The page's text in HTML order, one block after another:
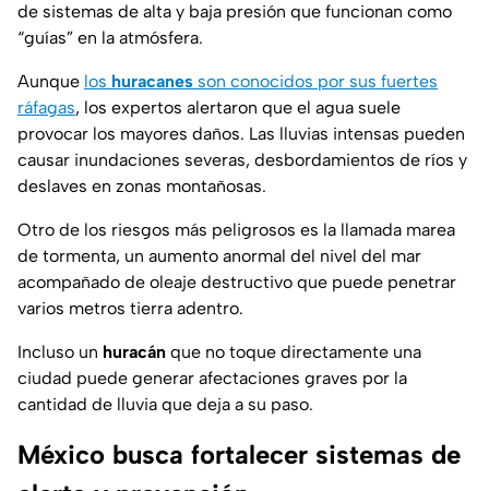
de sistemas de alta y baja presión que funcionan como
“guías” en la atmósfera.
Aunque los huracanes son conocidos por sus fuertes
ráfagas, los expertos alertaron que el agua suele
provocar los mayores daños. Las lluvias intensas pueden
causar inundaciones severas, desbordamientos de ríos y
deslaves en zonas montañosas.
Otro de los riesgos más peligrosos es la llamada marea
de tormenta, un aumento anormal del nivel del mar
acompañado de oleaje destructivo que puede penetrar
varios metros tierra adentro.
Incluso un huracán que no toque directamente una
ciudad puede generar afectaciones graves por la
cantidad de lluvia que deja a su paso.
México busca fortalecer sistemas de